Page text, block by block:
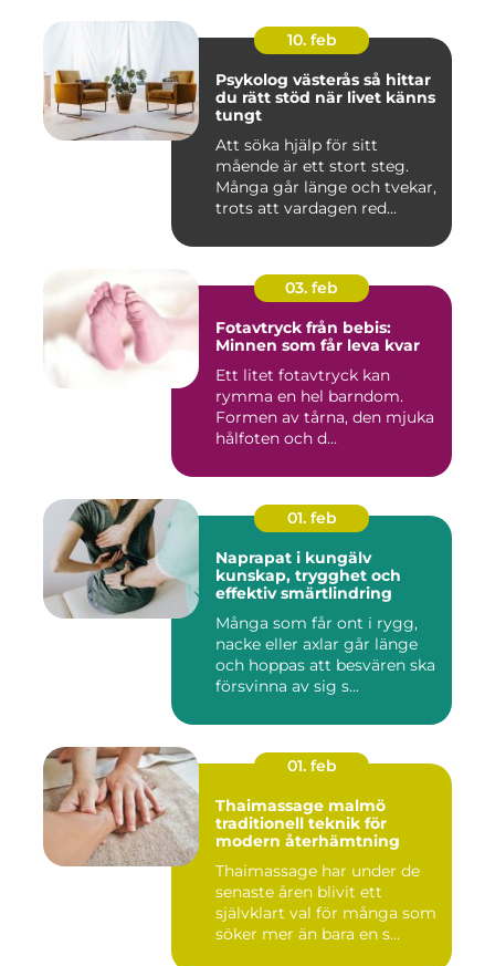
10. feb
Psykolog västerås så hittar
du rätt stöd när livet känns
tungt
Att söka hjälp för sitt
mående är ett stort steg.
Många går länge och tvekar,
trots att vardagen red...
03. feb
Fotavtryck från bebis:
Minnen som får leva kvar
Ett litet fotavtryck kan
rymma en hel barndom.
Formen av tårna, den mjuka
hålfoten och d...
01. feb
Naprapat i kungälv
kunskap, trygghet och
effektiv smärtlindring
Många som får ont i rygg,
nacke eller axlar går länge
och hoppas att besvären ska
försvinna av sig s...
01. feb
Thaimassage malmö
traditionell teknik för
modern återhämtning
Thaimassage har under de
senaste åren blivit ett
självklart val för många som
söker mer än bara en s...